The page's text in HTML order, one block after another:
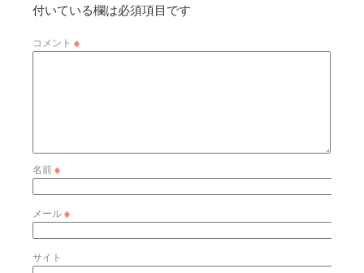
付いている欄は必須項目です
コメント ※
名前※
メール※
サイト